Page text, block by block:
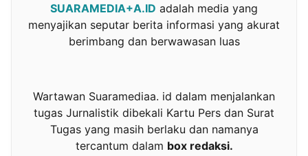
SUARAMEDIA+A.ID adalah media yang
menyajikan seputar berita informasi yang akurat
berimbang dan berwawasan luas
Wartawan Suaramediaa. id dalam menjalankan
tugas Jurnalistik dibekali Kartu Pers dan Surat
Tugas yang masih berlaku dan namanya
tercantum dalam box redaksi.